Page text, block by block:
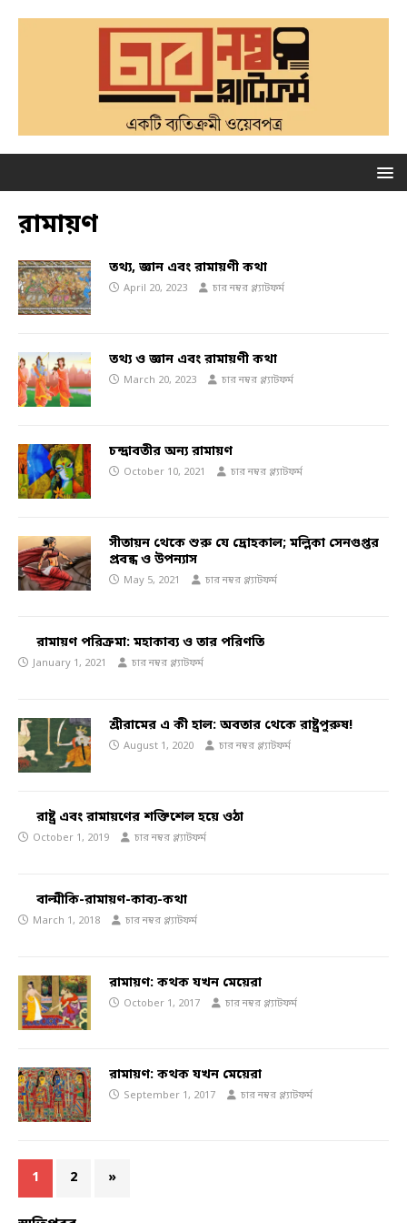
রামায়ণ
তথ্য, জ্ঞান এবং রামায়ণী কথা
April 20, 2023 চার নম্বর প্ল্যাটফর্ম
তথ্য ও জ্ঞান এবং রামায়ণী কথা
March 20, 2023 চার নম্বর প্ল্যাটফর্ম
চন্দ্রাবতীর অন্য রামায়ণ
October 10, 2021 চার নম্বর প্ল্যাটফর্ম
সীতায়ন থেকে শুরু যে দ্রোহকাল; মল্লিকা সেনগুপ্তর
প্রবন্ধ ও উপন্যাস
May 5, 2021 চার নম্বর প্ল্যাটফর্ম
রামায়ণ পরিক্রমা: মহাকাব্য ও তার পরিণতি
January 1, 2021 চার নম্বর প্ল্যাটফর্ম
শ্রীরামের এ কী হাল: অবতার থেকে রাষ্ট্রপুরুষ!
August 1, 2020 চার নম্বর প্ল্যাটফর্ম
রাষ্ট্র এবং রামায়ণের শক্তিশেল হয়ে ওঠা
October 1, 2019 চার নম্বর প্ল্যাটফর্ম
বাল্মীকি-রামায়ণ-কাব্য-কথা
March 1, 2018 চার নম্বর প্ল্যাটফর্ম
রামায়ণ: কথক যখন মেয়েরা
October 1, 2017 চার নম্বর প্ল্যাটফর্ম
রামায়ণ: কথক যখন মেয়েরা
September 1, 2017 চার নম্বর প্ল্যাটফর্ম
1 2 »